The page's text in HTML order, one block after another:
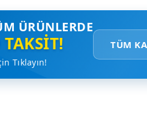
ÜRÜNLERDE
Tıklayın!
TÜM